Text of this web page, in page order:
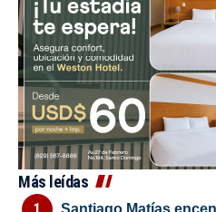
Más leídas
Santiago Matías